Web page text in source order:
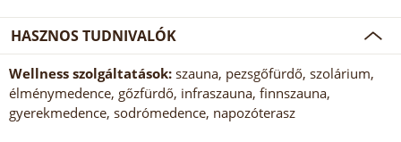
HASZNOS TUDNIVALÓK
Wellness szolgáltatások: szauna, pezsgőfürdő, szolárium,
élménymedence, gőzfürdő, infraszauna, finnszauna,
gyerekmedence, sodrómedence, napozóterasz